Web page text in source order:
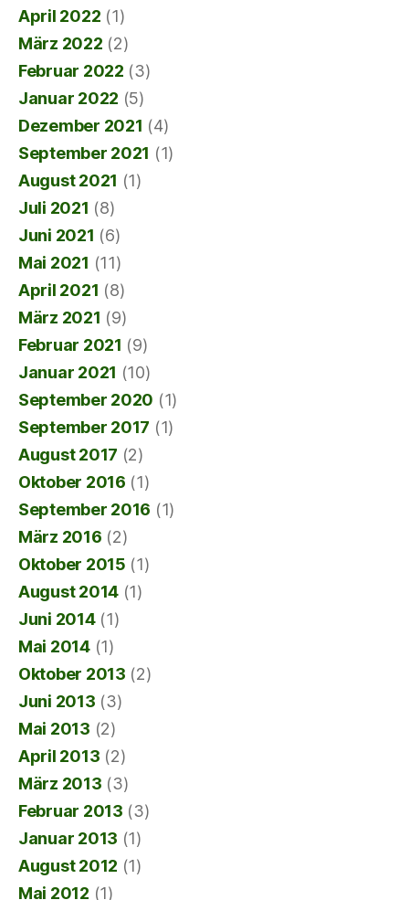
April 2022 (1)
März 2022 (2)
Februar 2022 (3)
Januar 2022 (5)
Dezember 2021 (4)
September 2021 (1)
August 2021 (1)
Juli 2021 (8)
Juni 2021 (6)
Mai 2021 (11)
April 2021 (8)
März 2021 (9)
Februar 2021 (9)
Januar 2021 (10)
September 2020 (1)
September 2017 (1)
August 2017 (2)
Oktober 2016 (1)
September 2016 (1)
März 2016 (2)
Oktober 2015 (1)
August 2014 (1)
Juni 2014(1)
Mai 2014(1)
Oktober 2013 (2)
Juni 2013 (3)
Mai 2013 (2)
April 2013 (2)
März 2013 (3)
Februar 2013 (3)
Januar 2013 (1)
August 2012 (1)
Mai 2012 (1)